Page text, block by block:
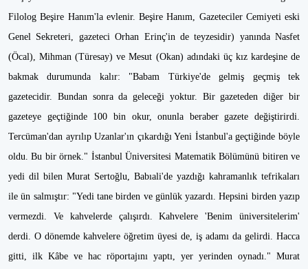
Filolog Beşire Hanım'la evlenir. Beşire Hanım, Gazeteciler Cemiyeti eski
Genel Sekreteri, gazeteci Orhan Erinç'in de teyzesidir) yanında Nasfet
(Öcal), Mihman (Türesay) ve Mesut (Okan) adındaki üç kız kardeşine de
bakmak durumunda kalır: "Babam Türkiye'de gelmiş geçmiş tek
gazetecidir. Bundan sonra da geleceği yoktur. Bir gazeteden diğer bir
gazeteye geçtiğinde 100 bin okur, onunla beraber gazete değiştirirdi.
Tercüman'dan ayrılıp Uzanlar'ın çıkardığı Yeni İstanbul'a geçtiğinde böyle
oldu. Bu bir örnek." İstanbul Üniversitesi Matematik Bölümünü bitiren ve
yedi dil bilen Murat Sertoğlu, Babıali'de yazdığı kahramanlık tefrikaları
ile ün salmıştır: "Yedi tane birden ve günlük yazardı. Hepsini birden yazıp
vermezdi. Ve kahvelerde çalışırdı. Kahvelere 'Benim üniversitelerim'
derdi. O dönemde kahvelere öğretim üyesi de, iş adamı da gelirdi. Hacca
gitti, ilk Kâbe ve hac röportajını yaptı, yer yerinden oynadı." Murat